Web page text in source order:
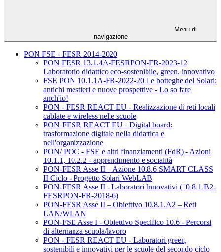
Menu di
navigazione
PON FSE - FESR 2014-2020
PON FESR 13.1.4A-FESRPON-FR-2023-12
Laboratorio didattico eco-sostenibile, green, innovativo
FSE PON 10.1.1A-FR-2022-20 Le botteghe del Solari:
antichi mestieri e nuove prospettive - Lo so fare
anch'io!
PON - FESR REACT EU - Realizzazione di reti locali
cablate e wireless nelle scuole
PON-FESR REACT EU - Digital board:
trasformazione digitale nella didattica e
nell'organizzazione
PON/ POC - FSE e altri finanziamenti (FdR) - Azioni
10.1.1, 10.2.2 - apprendimento e socialità
PON-FESR Asse II – Azione 10.8.6 SMART CLASS
II Ciclo - Progetto Solari WebLAB
PON-FESR Asse II - Laboratori Innovativi (10.8.1.B2-
FESRPON-FR-2018-6)
PON-FESR Asse II – Obiettivo 10.8.1.A2 – Reti
LAN/WLAN
PON-FSE Asse I - Obiettivo Specifico 10.6 - Percorsi
di alternanza scuola/lavoro
PON - FESR REACT EU - Laboratori green,
sostenibili e innovativi per le scuole del secondo ciclo